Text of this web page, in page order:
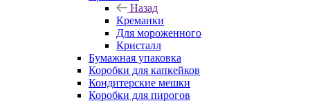
Назад
Креманки
Для мороженного
Кристалл
Бумажная упаковка
Коробки для капкейков
Кондитерские мешки
Коробки для пирогов